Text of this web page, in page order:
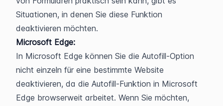
Situationen, in denen Sie diese Funktion
deaktivieren möchten.
Microsoft Edge:
In Microsoft Edge können Sie die Autofill-Option
nicht einzeln für eine bestimmte Website
deaktivieren, da die Autofill-Funktion in Microsoft
Edge browserweit arbeitet. Wenn Sie möchten,